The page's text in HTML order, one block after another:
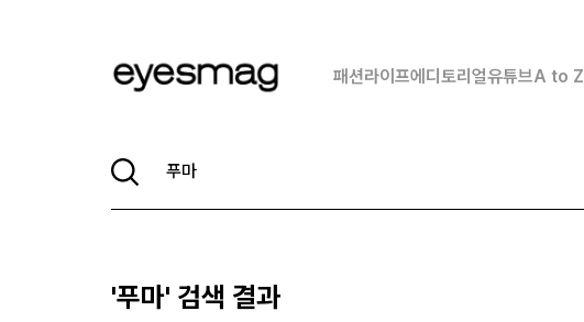
패션라이프에디토리얼유튜브A to Z
'푸마' 검색 결과